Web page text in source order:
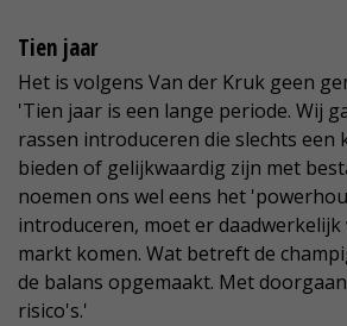
Tien jaar
Het is volgens Van der Kruk geen
'Tien jaar is een lange periode. Wij
rassen introduceren die slechts een
bieden of gelijkwaardig zijn met
noemen ons wel eens het
introduceren, moet er daadwerkelijk
markt komen. Wat betreft de
de balans opgemaakt. Met
risico's.'